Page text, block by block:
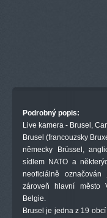
Podrobný popis:
Live kamera - Brusel,
Brusel (francouzsky
německy Brüssel,
sídlem NATO a
neoficiálně
zároveň hlavní město
Belgie.
Brusel je jedna z 19